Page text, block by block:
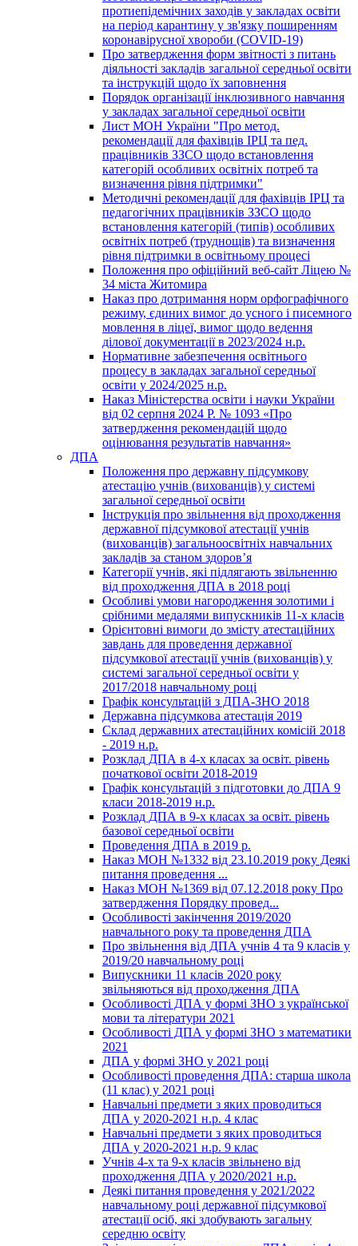
протиепідемічних заходів у закладах освіти
на період карантину у зв'язку поширенням
коронавірусної хвороби (COVID-19)
Про затвердження форм звітності з питань
діяльності закладів загальної середньої освіти
та інструкцій щодо їх заповнення
Порядок організації інклюзивного навчання
у закладах загальної середньої освіти
Лист МОН України "Про метод.
рекомендації для фахівців ІРЦ та пед.
працівників ЗЗСО щодо встановлення
категорій особливих освітніх потреб та
визначення рівня підтримки"
Методичні рекомендації для фахівців ІРЦ та
педагогічних працівників ЗЗСО щодо
встановлення категорій (типів) особливих
освітніх потреб (труднощів) та визначення
рівня підтримки в освітньому процесі
Положення про офіційний веб-сайт Ліцею №
34 міста Житомира
Наказ про дотримання норм орфографічного
режиму, єдиних вимог до усного і писемного
мовлення в ліцеї, вимог щодо ведення
ділової документації в 2023/2024 н.р.
Нормативне забезпечення освітнього
процесу в закладах загальної середньої
освіти у 2024/2025 н.р.
Наказ Міністерства освіти і науки України
від 02 серпня 2024 Р. № 1093 «Про
затвердження рекомендацій щодо
оцінювання результатів навчання»
ДПА
Положення про державну підсумкову
атестацію учнів (вихованців) у системі
загальної середньої освіти
Інструкція про звільнення від проходження
державної підсумкової атестації учнів
(вихованців) загальноосвітніх навчальних
закладів за станом здоров’я
Категорії учнів, які підлягають звільненню
від проходження ДПА в 2018 році
Особливі умови нагородження золотими і
срібними медалями випускників 11-х класів
Орієнтовні вимоги до змісту атестаційних
завдань для проведення державної
підсумкової атестації учнів (вихованців) у
системі загальної середньої освіти у
2017/2018 навчальному році
Графік консультацій з ДПА-ЗНО 2018
Державна підсумкова атестація 2019
Склад державних атестаційних комісій 2018
- 2019 н.р.
Розклад ДПА в 4-х класах за освіт. рівень
початкової освіти 2018-2019
Графік консультацій з підготовки до ДПА 9
класи 2018-2019 н.р.
Розклад ДПА в 9-х класах за освіт. рівень
базової середньої освіти
Проведення ДПА в 2019 р.
Наказ МОН №1332 від 23.10.2019 року Деякі
питання проведення ...
Наказ МОН №1369 від 07.12.2018 року Про
затвердження Порядку провед...
Особливості закінчення 2019/2020
навчального року та проведення ДПА
Про звільнення від ДПА учнів 4 та 9 класів у
2019/20 навчальному році
Випускники 11 класів 2020 року
звільняються від проходження ДПА
Особливості ДПА у формі ЗНО з української
мови та літератури 2021
Особливості ДПА у формі ЗНО з математики
2021
ДПА у формі ЗНО у 2021 році
Особливості проведення ДПА: старша школа
(11 клас) у 2021 році
Навчальні предмети з яких проводиться
ДПА у 2020-2021 н.р. 4 клас
Навчальні предмети з яких проводиться
ДПА у 2020-2021 н.р. 9 клас
Учнів 4-х та 9-х класів звільнено від
проходження ДПА у 2020/2021 н.р.
Деякі питання проведення у 2021/2022
навчальному році державної підсумкової
атестації осіб, які здобувають загальну
середню освіту